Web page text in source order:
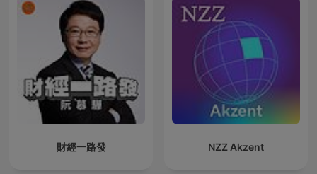
財經一路發 NZZ Akzent